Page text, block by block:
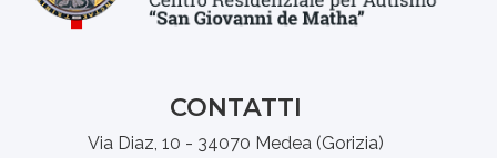
CONTATTI
Via Diaz, 10 - 34070 Medea (Gorizia)